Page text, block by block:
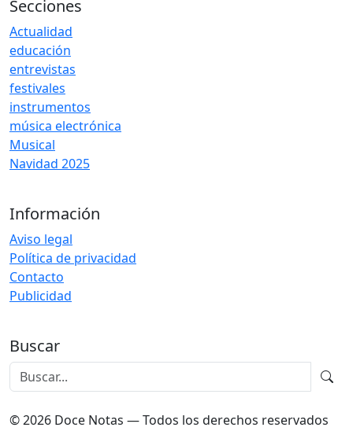
Secciones
Actualidad
educación
entrevistas
festivales
instrumentos
música electrónica
Musical
Navidad 2025
Información
Aviso legal
Política de privacidad
Contacto
Publicidad
Buscar
© 2026 Doce Notas — Todos los derechos reservados